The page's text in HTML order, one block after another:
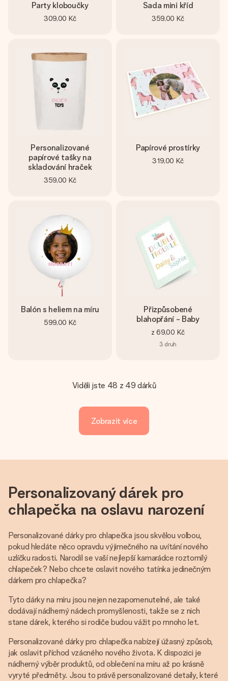
Party kloboučky
309,00 Kč
Sada mini kříd
359,00 Kč
Personalizované
papírové tašky na
skladování hraček
359,00 Kč
Papírové prostírky
319,00 Kč
Balón s heliem na míru
599,00 Kč
Přizpůsobené
blahopřání - Baby
z 69,00 Kč
3 druh
Viděli jste 48 z 49 dárků
Zobrazit více
Personalizovaný dárek pro
chlapečka na oslavu narození
Personalizované dárky pro chlapečka jsou skvělou volbou,
pokud hledáte něco opravdu výjimečného na uvítání nového
uzlíčku radosti. Narodil se vaší nejlepší kamarádce roztomilý
chlapeček? Nebo chcete oslavit nového tatínka jedinečným
dárkem pro chlapečka?
Tyto dárky na míru jsou nejen nezapomenutelné, ale také
dodávají nádherný nádech promyšlenosti, takže se z nich
stane dárek, kterého si rodiče budou vážit po mnoho let.
Personalizované dárky pro chlapečka nabízejí úžasný způsob,
jak oslavit příchod vzácného nového života. K dispozici je
nádherný výběr produktů, od oblečení na míru až po krásně
vyryté předměty. Jsou to právě personalizované detaily, které